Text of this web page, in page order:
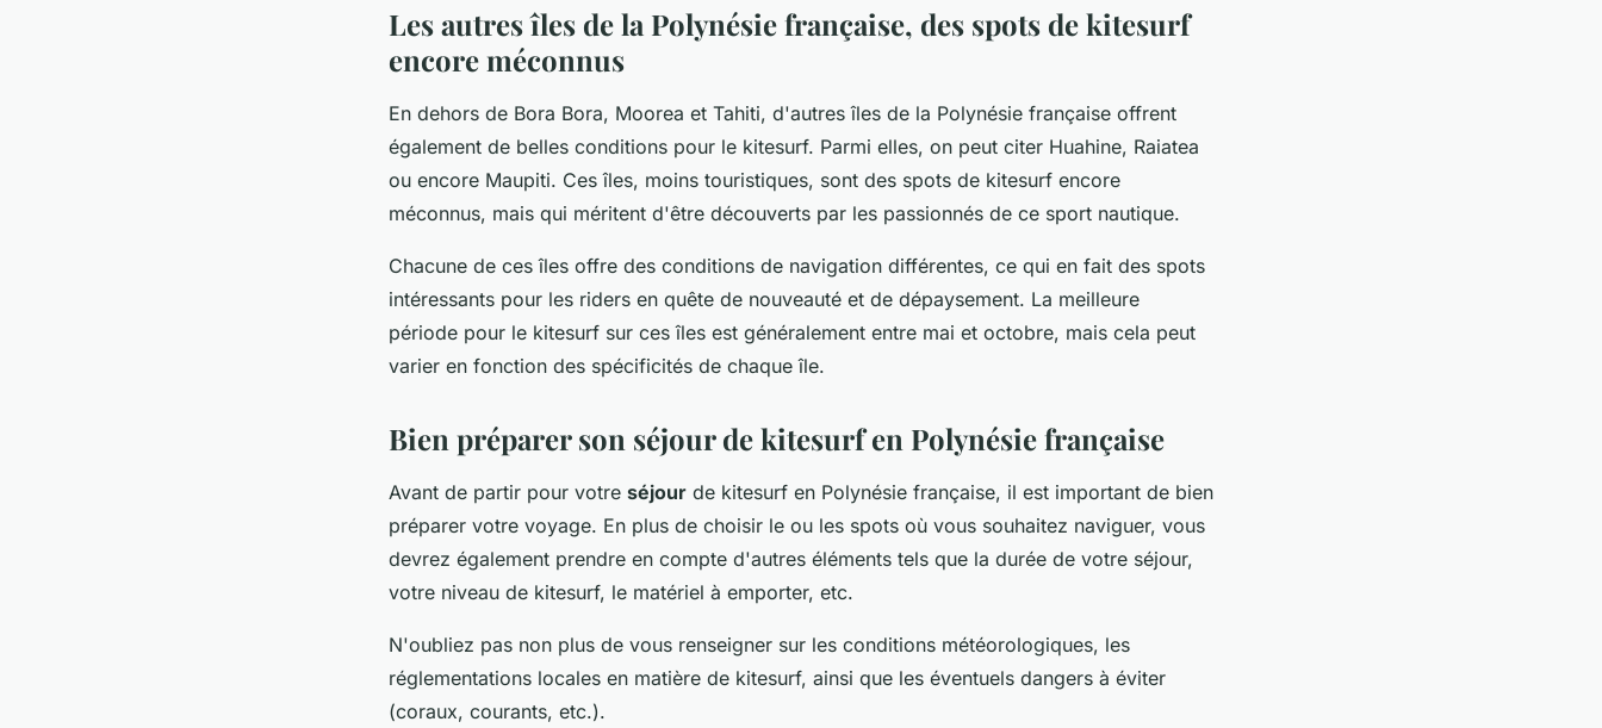
Les autres îles de la Polynésie française, des spots de kitesurf
encore méconnus
En dehors de Bora Bora, Moorea et Tahiti, d'autres îles de la Polynésie française offrent
également de belles conditions pour le kitesurf. Parmi elles, on peut citer Huahine, Raiatea
ou encore Maupiti. Ces îles, moins touristiques, sont des spots de kitesurf encore
méconnus, mais qui méritent d'être découverts par les passionnés de ce sport nautique.
Chacune de ces îles offre des conditions de navigation différentes, ce qui en fait des spots
intéressants pour les riders en quête de nouveauté et de dépaysement. La meilleure
période pour le kitesurf sur ces îles est généralement entre mai et octobre, mais cela peut
varier en fonction des spécificités de chaque île.
Bien préparer son séjour de kitesurf en Polynésie française
Avant de partir pour votre séjour de kitesurf en Polynésie française, il est important de bien
préparer votre voyage. En plus de choisir le ou les spots où vous souhaitez naviguer, vous
devrez également prendre en compte d'autres éléments tels que la durée de votre séjour,
votre niveau de kitesurf, le matériel à emporter, etc.
N'oubliez pas non plus de vous renseigner sur les conditions météorologiques, les
réglementations locales en matière de kitesurf, ainsi que les éventuels dangers à éviter
(coraux, courants, etc.).